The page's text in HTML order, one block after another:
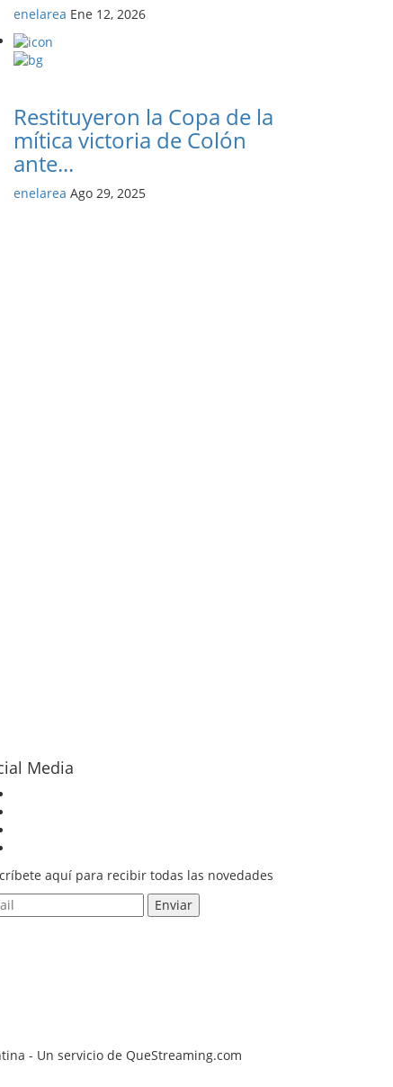
enelarea Ene 12, 2026
Restituyeron la Copa de la
mítica victoria de Colón
ante...
enelarea Ago 29, 2025
Media
aquí para recibir todas las novedades
- Un servicio de QueStreaming.com